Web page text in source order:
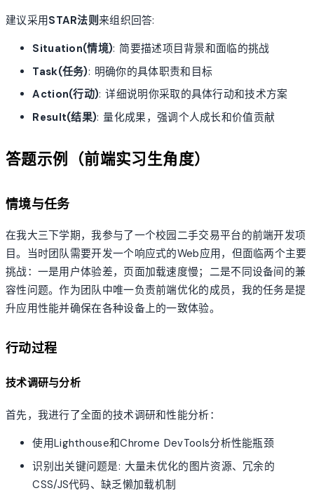
建议采用 STAR法则来组织回答:
Situation(情境): 简要描述项目背景和面临的挑战
Task(任务): 明确你的具体职责和目标
Action(行动): 详细说明你采取的具体行动和技术方案
Result(结果): 量化成果，强调个人成长和价值贡献
答题示例（前端实习生角度）
情境与任务
在我大三下学期，我参与了一个校园二手交易平台的前端开发项
目。当时团队需要开发一个响应式的Web应用，但面临两个主要
挑战：一是用户体验差，页面加载速度慢；二是不同设备间的兼
容性问题。作为团队中唯一负责前端优化的成员，我的任务是提
升应用性能并确保在各种设备上的一致体验。
行动过程
技术调研与分析
首先，我进行了全面的技术调研和性能分析：
使用Lighthouse和Chrome DevTools分析性能瓶颈
识别出关键问题是: 大量未优化的图片资源、冗余的
CSS/JS代码、缺乏懒加载机制